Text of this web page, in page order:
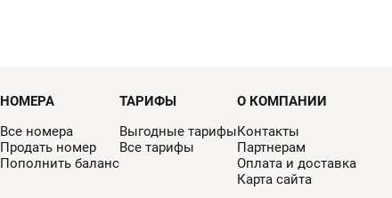
НОМЕРА
Все номера
Продать номер
Пополнить баланс
ТАРИФЫ
Выгодные тарифы
Все тарифы
О КОМПАНИИ
Контакты
Партнерам
Оплата и доставка
Карта сайта